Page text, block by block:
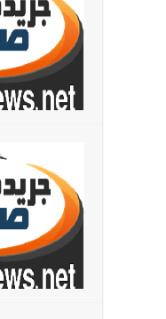
أخبار العالم
أخبار صيدا